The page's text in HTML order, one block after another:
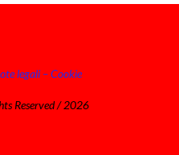
legali – Cookie
Reserved / 2026